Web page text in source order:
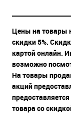
Цены на товары
скидки 5%.
картой онлайн.
возможно
На товары
акций
товара со